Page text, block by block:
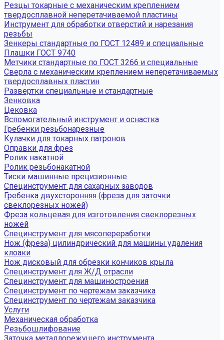
Резцы токарные с механическим креплением
твердосплавной неперетачиваемой пластины
Инструмент для обработки отверстий и нарезания
резьбы
Зенкеры стандартные по ГОСТ 12489 и специальные
Плашки ГОСТ 9740
Метчики стандартные по ГОСТ 3266 и специальные
Сверла с механическим креплением неперетачиваемых
твердосплавных пластин
Развертки специальные и стандартные
Зенковка
Цековка
Вспомогательный инструмент и оснастка
Гребенки резьбонарезные
Кулачки для токарных патронов
Оправки для фрез
Ролик накатной
Ролик резьбонакатной
Тиски машинные прецизионные
Специнструмент для сахарных заводов
Гребенка двухсторонняя (фреза для заточки
свеклорезных ножей)
Фреза кольцевая для изготовления свеклорезных
ножей
Специнструмент для мясопереработки
Нож (фреза) цилиндрический для машины удаления
клоаки
Нож дисковый для обрезки кончиков крыла
Специнструмент для Ж/Д отрасли
Специнструмент для машиностроения
Специнструмент по чертежам заказчика
Специнструмент по чертежам заказчика
Услуги
Механическая обработка
Резьбошлифование